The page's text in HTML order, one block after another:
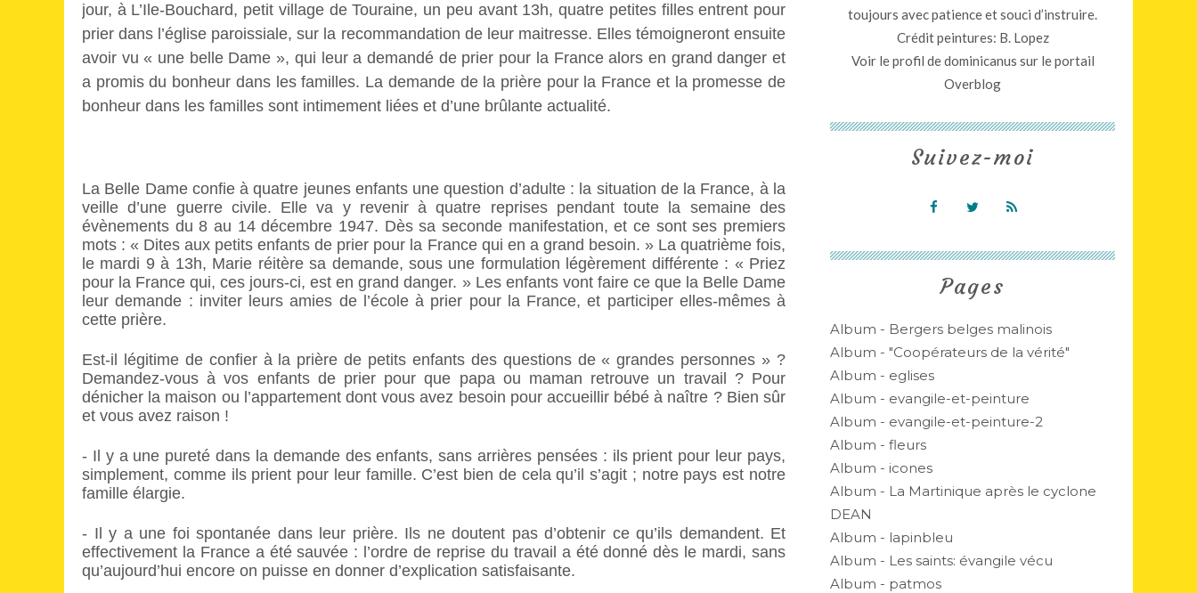
jour, à L’Ile-Bouchard, petit village de Touraine, un peu avant 13h, quatre petites filles entrent pour
prier dans l’église paroissiale, sur la recommandation de leur maitresse. Elles témoigneront ensuite
avoir vu « une belle Dame », qui leur a demandé de prier pour la France alors en grand danger et
a promis du bonheur dans les familles. La demande de la prière pour la France et la promesse de
bonheur dans les familles sont intimement liées et d’une brûlante actualité.
La Belle Dame confie à quatre jeunes enfants une question d’adulte : la situation de la France, à la
veille d’une guerre civile. Elle va y revenir à quatre reprises pendant toute la semaine des
évènements du 8 au 14 décembre 1947. Dès sa seconde manifestation, et ce sont ses premiers
mots : « Dites aux petits enfants de prier pour la France qui en a grand besoin. » La quatrième fois,
le mardi 9 à 13h, Marie réitère sa demande, sous une formulation légèrement différente : « Priez
pour la France qui, ces jours-ci, est en grand danger. » Les enfants vont faire ce que la Belle Dame
leur demande : inviter leurs amies de l’école à prier pour la France, et participer elles-mêmes à
cette prière.
Est-il légitime de confier à la prière de petits enfants des questions de « grandes personnes » ?
Demandez-vous à vos enfants de prier pour que papa ou maman retrouve un travail ? Pour
dénicher la maison ou l’appartement dont vous avez besoin pour accueillir bébé à naître ? Bien sûr
et vous avez raison !
- Il y a une pureté dans la demande des enfants, sans arrières pensées : ils prient pour leur pays,
simplement, comme ils prient pour leur famille. C’est bien de cela qu’il s’agit ; notre pays est notre
famille élargie.
- Il y a une foi spontanée dans leur prière. Ils ne doutent pas d’obtenir ce qu’ils demandent. Et
effectivement la France a été sauvée : l’ordre de reprise du travail a été donné dès le mardi, sans
qu’aujourd’hui encore on puisse en donner d’explication satisfaisante.
Pages
Album - Bergers belges malinois
Album - "Coopérateurs de la vérité"
Album - eglises
Album - evangile-et-peinture
Album - evangile-et-peinture-2
Album - fleurs
Album - icones
Album - La Martinique après le cyclone
DEAN
Album - lapinbleu
Album - Les saints: évangile vécu
Album - patmos
toujours avec patience et souci d’instruire.
Crédit peintures: B. Lopez
Voir le profil dedominicanus sur le portail
Overblog
Suivez-moi